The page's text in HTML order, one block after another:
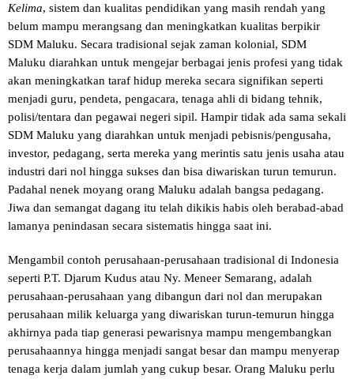
Kelima, sistem dan kualitas pendidikan yang masih rendah yang
belum mampu merangsang dan meningkatkan kualitas berpikir
SDM Maluku. Secara tradisional sejak zaman kolonial, SDM
Maluku diarahkan untuk mengejar berbagai jenis profesi yang tidak
akan meningkatkan taraf hidup mereka secara signifikan seperti
menjadi guru, pendeta, pengacara, tenaga ahli di bidang tehnik,
polisi/tentara dan pegawai negeri sipil. Hampir tidak ada sama sekali
SDM Maluku yang diarahkan untuk menjadi pebisnis/pengusaha,
investor, pedagang, serta mereka yang merintis satu jenis usaha atau
industri dari nol hingga sukses dan bisa diwariskan turun temurun.
Padahal nenek moyang orang Maluku adalah bangsa pedagang.
Jiwa dan semangat dagang itu telah dikikis habis oleh berabad-abad
lamanya penindasan secara sistematis hingga saat ini.
Mengambil contoh perusahaan-perusahaan tradisional di Indonesia
seperti P.T. Djarum Kudus atau Ny. Meneer Semarang, adalah
perusahaan-perusahaan yang dibangun dari nol dan merupakan
perusahaan milik keluarga yang diwariskan turun-temurun hingga
akhirnya pada tiap generasi pewarisnya mampu mengembangkan
perusahaannya hingga menjadi sangat besar dan mampu menyerap
tenaga kerja dalam jumlah yang cukup besar. Orang Maluku perlu